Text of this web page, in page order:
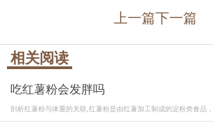
上一篇下一篇
相关阅读
吃红薯粉会发胖吗
剖析红薯粉与体重的关联,红薯粉是由红薯加工制成的淀粉类食品